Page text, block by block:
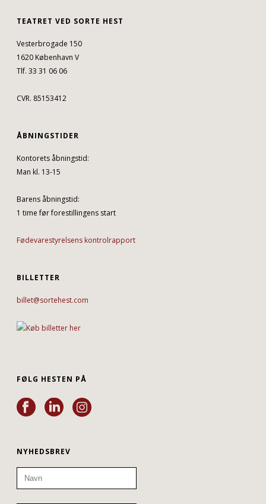
TEATRET VED SORTE HEST
Vesterbrogade 150
1620 København V
Tlf. 33 31 06 06
CVR. 85153412
ÅBNINGSTIDER
Kontorets åbningstid:
Man kl. 13-15
Barens åbningstid:
1 time før forestillingens start
Fødevarestyrelsens kontrolrapport
BILLETTER
billet@sortehest.com
FØLG HESTEN PÅ
NYHEDSBREV